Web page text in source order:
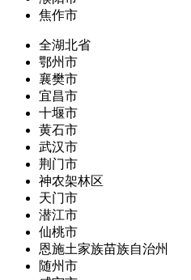
焦作市
全湖北省
鄂州市
襄樊市
宜昌市
十堰市
黄石市
武汉市
荆门市
神农架林区
天门市
潜江市
仙桃市
恩施土家族苗族自治州
随州市